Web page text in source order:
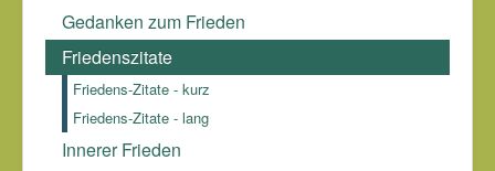
Wir müssen dem amerikanischen Volk zeigen, dass Krieg
kein patriotischer Krieg ist.
Gedanken zum Frieden
Friedenszitate
Friedens-Zitate - kurz
Friedens-Zitate - lang
Innerer Frieden